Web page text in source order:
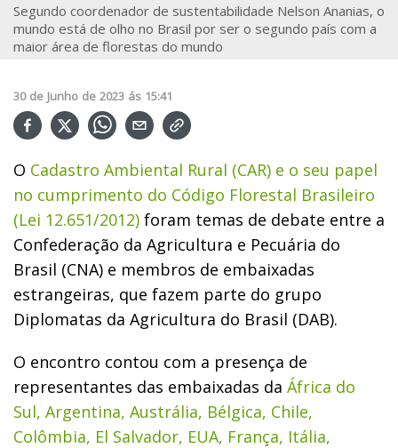
Segundo coordenador de sustentabilidade Nelson Ananias, o
mundo está de olho no Brasil por ser o segundo país com a
maior área de florestas do mundo
30 de Junho de 2023 ás 15:41
O Cadastro Ambiental Rural (CAR) e o seu papel
no cumprimento do Código Florestal Brasileiro
(Lei 12.651/2012) foram temas de debate entre a
Confederação da Agricultura e Pecuária do
Brasil (CNA) e membros de embaixadas
estrangeiras, que fazem parte do grupo
Diplomatas da Agricultura do Brasil (DAB).
O encontro contou com a presença de
representantes das embaixadas da África do
Sul, Argentina, Austrália, Bélgica, Chile,
Colômbia, El Salvador, EUA, França, Itália,